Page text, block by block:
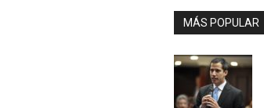
MÁS POPULAR